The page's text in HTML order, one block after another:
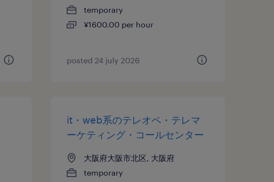
temporary
¥1600.00 per hour
posted 24 july 2026
it・web系のテレオペ・テレマ
ーケティング・コールセンター
大阪府大阪市北区, 大阪府
temporary